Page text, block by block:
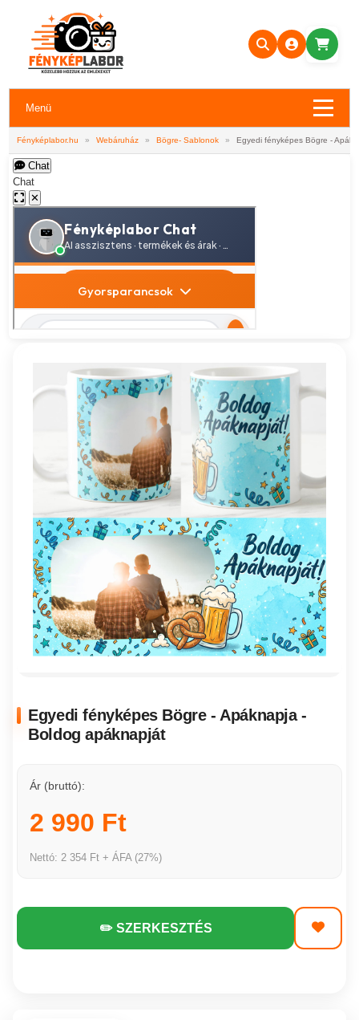
Menü
Fényképlabor.hu » Webáruház » Bögre- Sablonok » Egyedi fényképes Bögre -
Chat
Chat
✕
Egyedi fényképes Bögre - Apáknapja -
Boldog apáknapját
Ár (bruttó):
2 990 Ft
Nettó: 2 354 Ft + ÁFA (27%)
✏️ SZERKESZTÉS